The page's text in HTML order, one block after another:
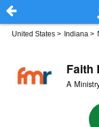
United States > Indiana >
Faith
A